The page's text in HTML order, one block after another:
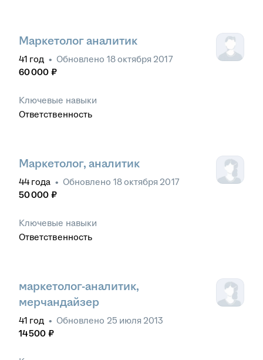
Маркетолог аналитик
41 год • Обновлено 18 октября 2017
60 000 ₽
Ключевые навыки
Ответственность
Маркетолог, аналитик
44 года • Обновлено 18 октября 2017
50 000 ₽
Ключевые навыки
Ответственность
маркетолог-аналитик,
мерчандайзер
41 год • Обновлено 25 июля 2013
14 500 ₽